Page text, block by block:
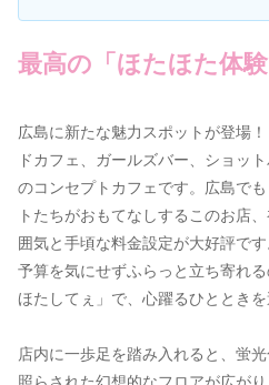
最高の「ほたほた体
広島に新たな魅力スポットが登場
ドカフェ、ガールズバー、ショッ
のコンセプトカフェです。広島で
トたちがおもてなしするこのお店
囲気と手頃な料金設定が大好評です
予算を気にせずふらっと立ち寄れ
ほたしてぇ」で、心躍るひととき
店内に一歩足を踏み入れると、蛍